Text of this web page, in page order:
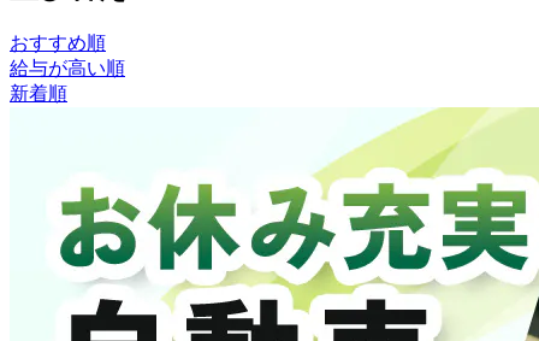
おすすめ順
給与が高い順
新着順